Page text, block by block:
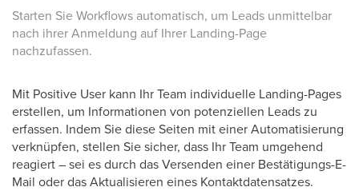
Starten Sie Workflows automatisch, um Leads unmittelbar
nach ihrer Anmeldung auf Ihrer Landing-Page
nachzufassen.
Mit Positive User kann Ihr Team individuelle Landing-Pages
erstellen, um Informationen von potenziellen Leads zu
erfassen. Indem Sie diese Seiten mit einer Automatisierung
verknüpfen, stellen Sie sicher, dass Ihr Team umgehend
reagiert – sei es durch das Versenden einer Bestätigungs-E-
Mail oder das Aktualisieren eines Kontaktdatensatzes.